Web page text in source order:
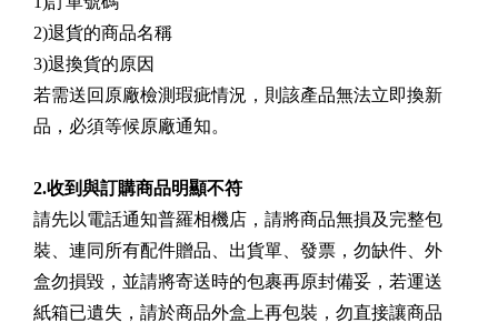
2)退貨的商品名稱
3)退換貨的原因
若需送回原廠檢測瑕疵情況，則該產品無法立即換新
品，必須等候原廠通知。
2.收到與訂購商品明顯不符
請先以電話通知普羅相機店，請將商品無損及完整包
裝、連同所有配件贈品、出貨單、發票，勿缺件、外
盒勿損毀，並請將寄送時的包裹再原封備妥，若運送
紙箱已遺失，請於商品外盒上再包裝，勿直接讓商品